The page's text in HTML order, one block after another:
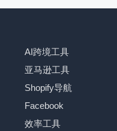
AI跨境工具
亚马逊工具
Shopify导航
Facebook
效率工具